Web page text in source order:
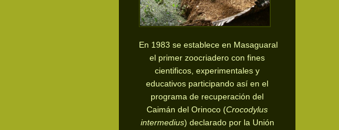
En 1983 se establece en Masaguaral
el primer zoocriadero con fines
cientificos, experimentales y
educativos participando así en el
programa de recuperación del
Caimán del Orinoco (Crocodylus
intermedius) declarado por la Unión